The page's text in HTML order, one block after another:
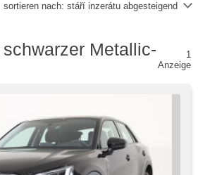
sortieren nach: stáří inzerátu abgesteigend
Metallic-
1
Anzeige